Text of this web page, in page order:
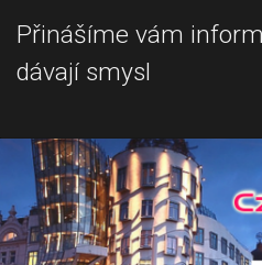
Přinášíme vám
dávají smysl